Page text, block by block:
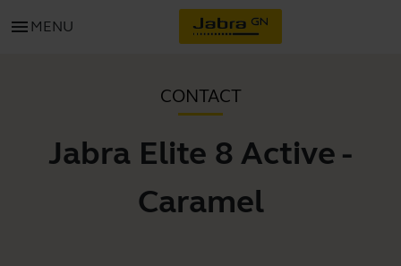
menu MENU
CONTACT
Jabra Elite 8 Active -
Caramel